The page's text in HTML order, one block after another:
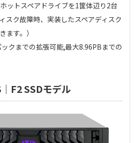
ットスペアドライブを1筐体辺り2台
スク故障時、実装したスペアディスク
ます。）
クまでの拡張可能,最大8.96PBまでの
F2 SSDモデル